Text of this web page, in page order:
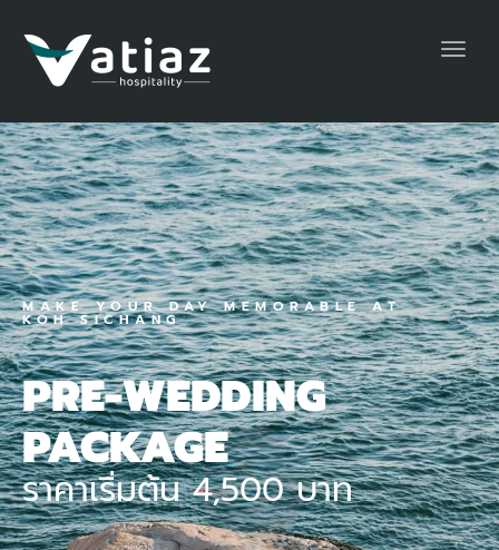
MAKE YOUR DAY MEMORABLE AT
KOH SICHANG
PRE-WEDDING
PACKAGE
ราคาเริ่มต้น 4,500 บาท